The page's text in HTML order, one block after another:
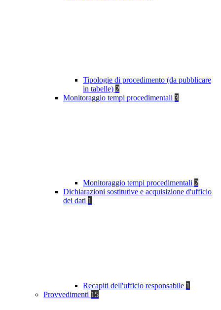
Tipologie di procedimento (da pubblicare
in tabelle) 2
Monitoraggio tempi procedimentali 3
Monitoraggio tempi procedimentali 2
Dichiarazioni sostitutive e acquisizione d'ufficio
dei dati 1
Recapiti dell'ufficio responsabile 1
Provvedimenti 15